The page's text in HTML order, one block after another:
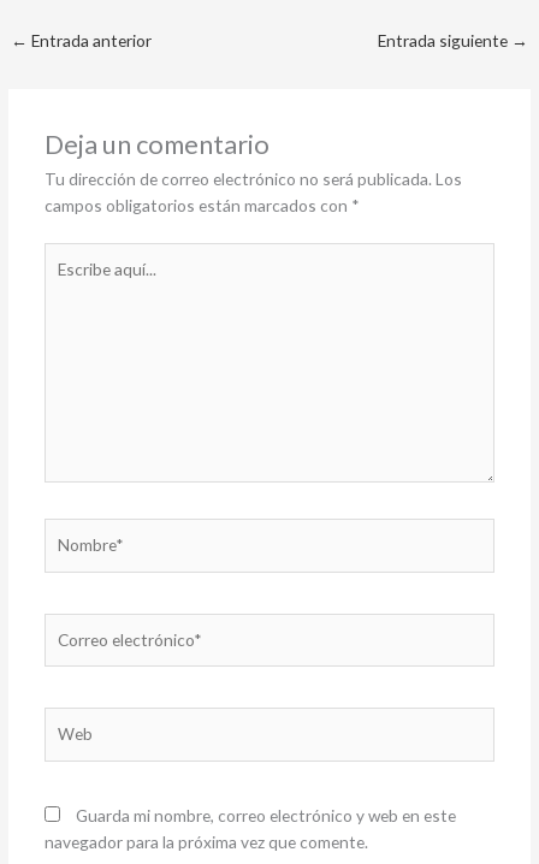
← Entrada anterior Entrada siguiente →
Deja un comentario
Tu dirección de correo electrónico no será publicada. Los
campos obligatorios están marcados con *
aquí...
electrónico*
Guarda mi nombre, correo electrónico y web en este
navegador para la próxima vez que comente.